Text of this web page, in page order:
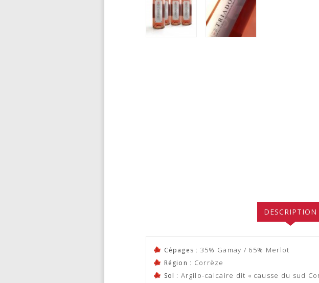
DESCRIPTION
Cépages : 35% Gamay / 65% Merlot
Région : Corrèze
Sol : Argilo-calcaire dit « causse du sud